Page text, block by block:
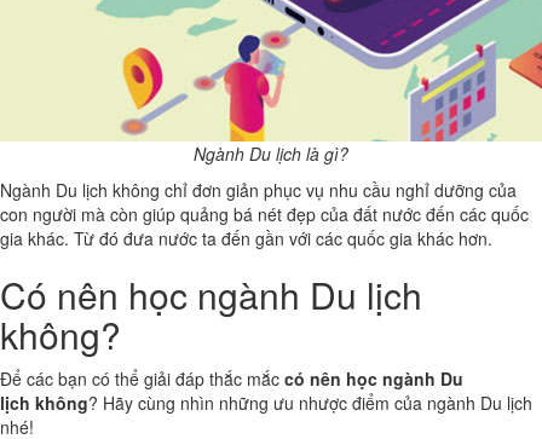
Ngành Du lịch là gì?
Ngành Du lịch không chỉ đơn giản phục vụ nhu cầu nghỉ dưỡng của
con người mà còn giúp quảng bá nét đẹp của đất nước đến các quốc
gia khác. Từ đó đưa nước ta đến gần với các quốc gia khác hơn.
Có nên học ngành Du lịch
không?
Để các bạn có thể giải đáp thắc mắc có nên học ngành Du
lịch không? Hãy cùng nhìn những ưu nhược điểm của ngành Du lịch
nhé!